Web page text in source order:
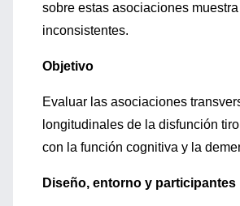
sobre estas asociaciones
inconsistentes.
Objetivo
Evaluar las asociaciones
longitudinales de la disfunción
con la función cognitiva y la
Diseño, entorno y participantes